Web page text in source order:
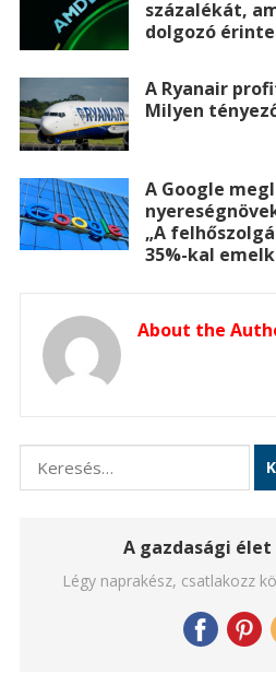
százalékát,
dolgozó
A Ryanair
Milyen
A Google
„A
35%-kal
About the
Keresés:
A gazdasági
Légy naprakész, csatlakozz